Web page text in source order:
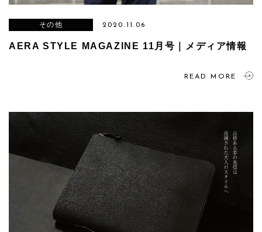
その他 2020.11.06
AERA STYLE MAGAZINE 11月号｜メディア情報
READ MORE